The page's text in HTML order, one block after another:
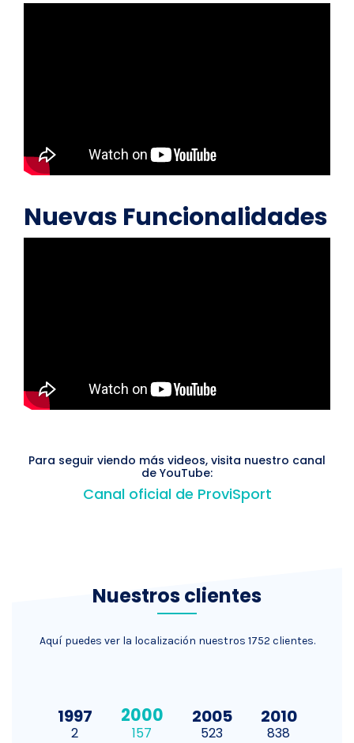
Nuevas Funcionalidades
Para seguir viendo más videos, visita nuestro canal
de YouTube:
Canal oficial de ProviSport
Nuestros clientes
Aquí puedes ver la localización nuestros 1752 clientes.
1997
2
2000
157
2005
523
2010
838